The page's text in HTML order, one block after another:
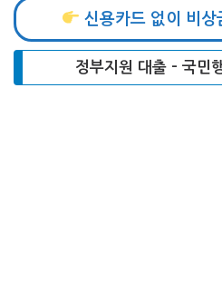
신용카드 없이 비상
정부지원 대출 – 국민